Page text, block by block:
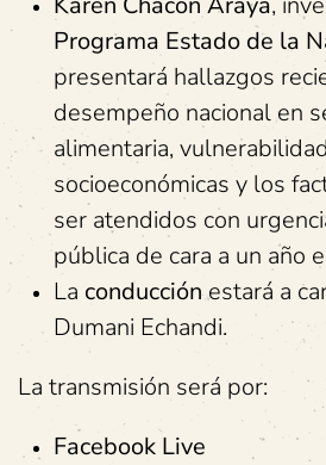
Programa Estado de la
presentará hallazgos
desempeño nacional en
alimentaria,
socioeconómicas y los
ser atendidos con
pública de cara a un año
La conducciónestará a
Dumani Echandi.
La transmisión será por:
Facebook Live